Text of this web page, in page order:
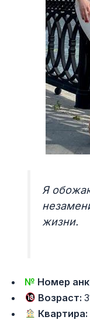
Я
жизни.
№ Номер
Возраст:
Квартира: